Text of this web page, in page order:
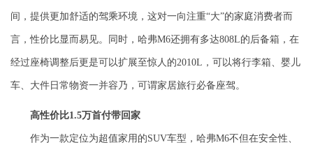
间，提供更加舒适的驾乘环境，这对一向注重“大”的家庭消费者而
言，性价比显而易见。同时，哈弗M6还拥有多达808L的后备箱，在
经过座椅调整后更是可以扩展至惊人的2010L ，可以将行李箱、婴儿
车、大件日常物资一并容乃，可谓家居旅行必备座驾。
高性价比1.5万首付带回家
作为一款定位为超值家用的SUV车型，哈弗M6不但在安全性、